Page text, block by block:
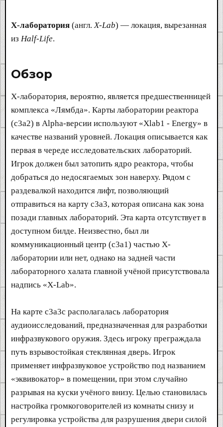
X-лаборатория (англ. X-Lab) — локация, вырезанная
из Half-Life.
Обзор​
X-лаборатория, вероятно, является предшественницей
комплекса «Лямбда». Карты лаборатории реактора
(c3a2) в Alpha-версии используют «Xlab1 - Energy» в
качестве названий уровней. Локация описывается как
первая в череде исследовательских лабораторий.
Игрок должен был затопить ядро реактора, чтобы
добраться до недосягаемых зон наверху. Рядом с
раздевалкой находится лифт, позволяющий
отправиться на карту c3a3, которая описана как зона
позади главных лабораторий. Эта карта отсутствует в
доступном билде. Неизвестно, был ли
коммуникационный центр (c3a1) частью X-
лаборатории или нет, однако на задней части
лабораторного халата главной учёной присутствовала
надпись «X-Lab».
На карте c3a3c располагалась лаборатория
аудиоисследований, предназначенная для разработки
инфразвукового оружия. Здесь игроку преграждала
путь взрывостойкая стеклянная дверь. Игрок
применяет инфразвуковое устройство под названием
«эквивокатор» в помещении, при этом случайно
разрывая на куски учёного внизу. Целью становилась
настройка громкоговорителей из комнаты снизу и
регулировка устройства для разрушения двери силой